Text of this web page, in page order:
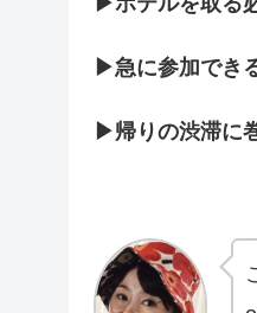
▶︎急に参加でき
▶︎帰りの渋滞に